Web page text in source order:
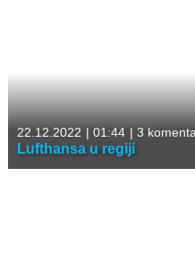
22.12.2022 | 01:44 | 3
Lufthansa u regiji